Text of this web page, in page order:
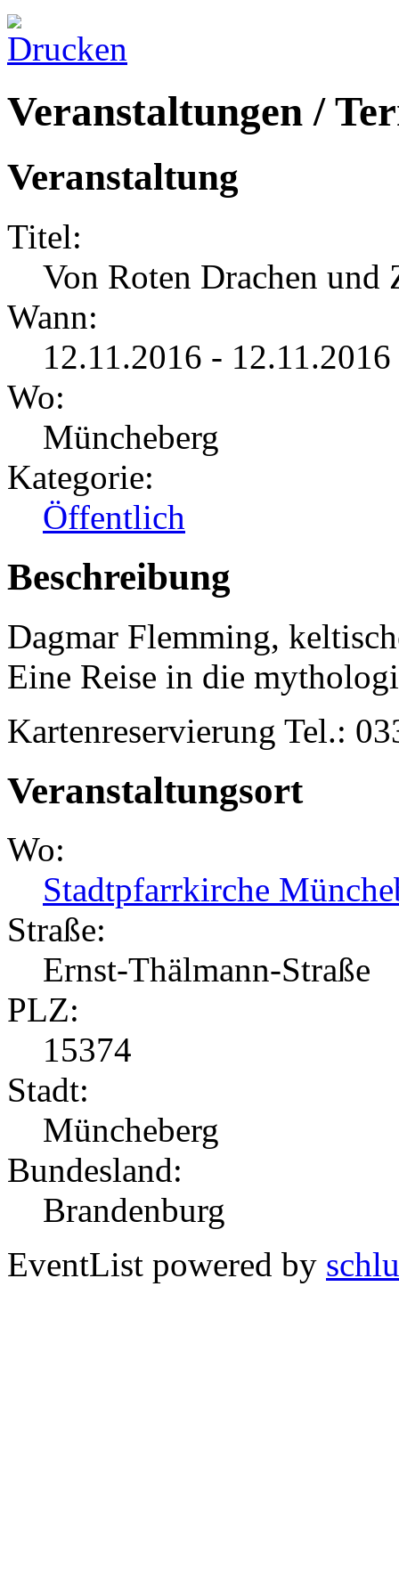
Veranstaltungen /
Veranstaltung
Titel:
Von Roten Drachen und
Wann:
12.11.2016 -
Wo:
Müncheberg
Kategorie:
Öffentlich
Beschreibung
Dagmar Flemming,
Eine Reise in die
Kartenreservierung Tel.:
Veranstaltungsort
Wo:
Stadtpfarrkirche
Straße:
Ernst-Thälmann-Straße
PLZ:
15374
Stadt:
Müncheberg
Bundesland:
Brandenburg
EventList powered by